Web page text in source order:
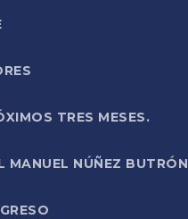
TRES MESES.
MANUEL NÚÑEZ BUTRÓN